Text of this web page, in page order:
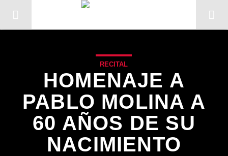
RECITAL
HOMENAJE A
PABLO MOLINA A
60 AÑOS DE SU
NACIMIENTO